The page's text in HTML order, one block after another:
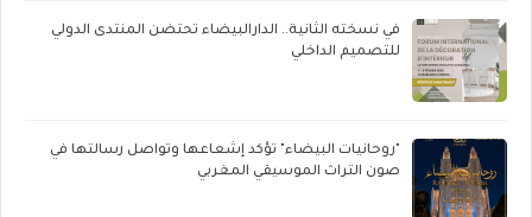
في نسخته الثانية.. الدارالبيضاء تحتضن المنتدى الدولي
للتصميم الداخلي
"روحانيات البيضاء" تؤكد إشعاعها وتواصل رسالتها في
صون التراث الموسيقي المغربي